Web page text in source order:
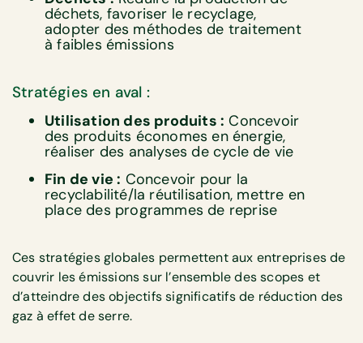
déchets, favoriser le recyclage,
adopter des méthodes de traitement
à faibles émissions
Stratégies en aval :
Utilisation des produits : Concevoir
des produits économes en énergie,
réaliser des analyses de cycle de vie
Fin de vie : Concevoir pour la
recyclabilité/la réutilisation, mettre en
place des programmes de reprise
Ces stratégies globales permettent aux entreprises de
couvrir les émissions sur l’ensemble des scopes et
d’atteindre des objectifs significatifs de réduction des
gaz à effet de serre.